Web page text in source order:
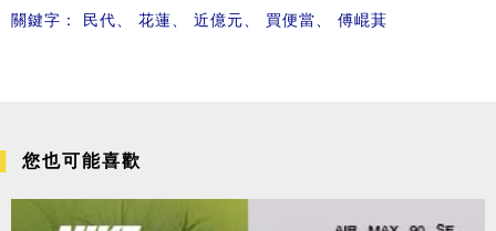
關鍵字： 民代 花蓮 近億元 買便當 傅崐萁
您也可能喜歡